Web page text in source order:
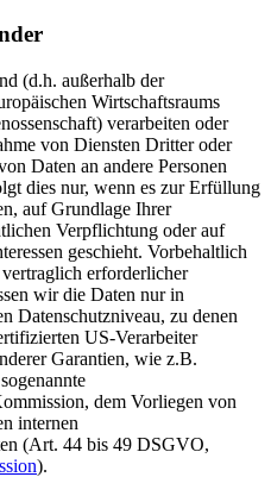
(d.h. außerhalb der
Wirtschaftsraums
verarbeiten oder
von Diensten Dritter oder
Daten an andere Personen
dies nur, wenn es zur Erfüllung
auf Grundlage Ihrer
Verpflichtung oder auf
geschieht. Vorbehaltlich
erforderlicher
wir die Daten nur in
Datenschutzniveau, zu denen
US-Verarbeiter
Garantien, wie z.B.
dem Vorliegen von
internen
(Art. 44 bis 49 DSGVO,
).